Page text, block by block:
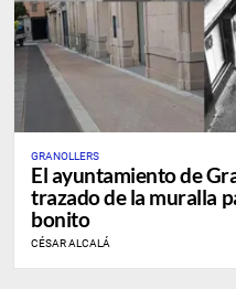
GRANOLLERS
El ayuntamiento de
trazado de la muralla
bonito
CÉSAR ALCALÁ